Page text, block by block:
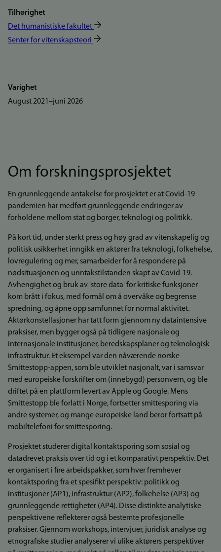
Tilhørighet
Det humanistiske fakultet
Senter for vitenskapsteori
Varighet
august 2021 –juni 2026
Om forskningsprosjektet
En grunnleggende antakelse for prosjektet er at Covid-19
pandemien har medført grunnleggende endringer av
forholdene mellom stat og borger, teknologi og politikk.
På kort tid, under sterkt press og høy grad av vitenskapelig og
politisk usikkerhet inngikk en aktører fra teknologi, folkehelse,
lovregulering og mer, samarbeider for å respondere på
nødsituasjonen og unntakstilstanden skapt av Covid-19.
Avhengighet og bruk av 'store data' for kritiske funksjoner
kom brått i fokus, med formål om å overvåke og begrense
spredning, og åpne opp samfunnet for normal aktivitet.
Aktørkonstellasjoner har tatt form gjennom ny dataintensive
praksiser, men bygger også på tidligere nasjonale og
internasjonale institusjoner, beredskapsplaner og teknologisk
infrastruktur. Et eksempel var den nåværende norske
Smittestopp-appen, som ble utviklet nasjonalt, var i samsvar
med europeiske forskrifter om (innebygd) personvern, og ble
driftet på en plattform levert av Apple og Google. Mens
Smittestopp ble forlatt i Norge, fortsetter smittesporing via
andre systemer, og mange europeiske land beror fortsatt på
mobiltelefoni for smittesporing.
Prosjektet studerer digital kontaktsporing som sosial og
datadrevet praksis over tid og i et komparativt perspektiv. Det
er organisert i fire arbeidspakker, som hver fremhever
kontaktsporing fra et spesifikt perspektiv: politikk og
institusjoner (AP1), infrastruktur (AP2), folkehelse (AP3) og
grunnleggende rettigheter (AP4). Disse distinkte analytiske
perspektivene reflekterer også bestemte profesjonelle
praksiser. Gjennom workshops, intervjuer, juridisk analyse og
etnografiske studier analyserer vi ulike aktørers perspektiver